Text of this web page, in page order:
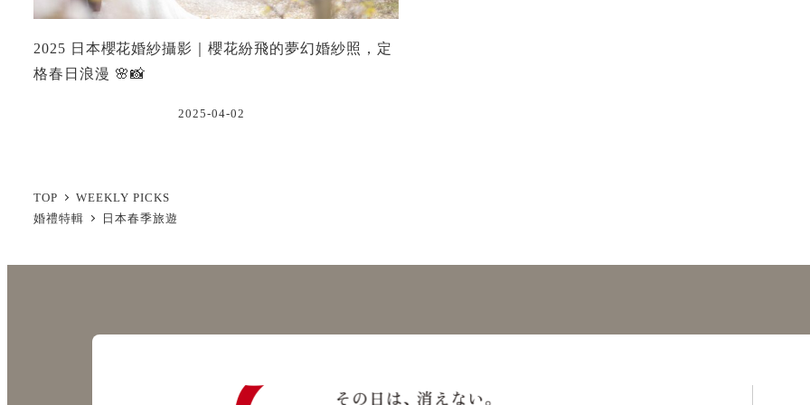
2025 日本櫻花婚紗攝影｜櫻花紛飛的夢幻婚紗照，定
格春日浪漫 🌸📸
2025-04-02
TOP
WEEKLY PICKS
婚禮特輯
日本春季旅遊